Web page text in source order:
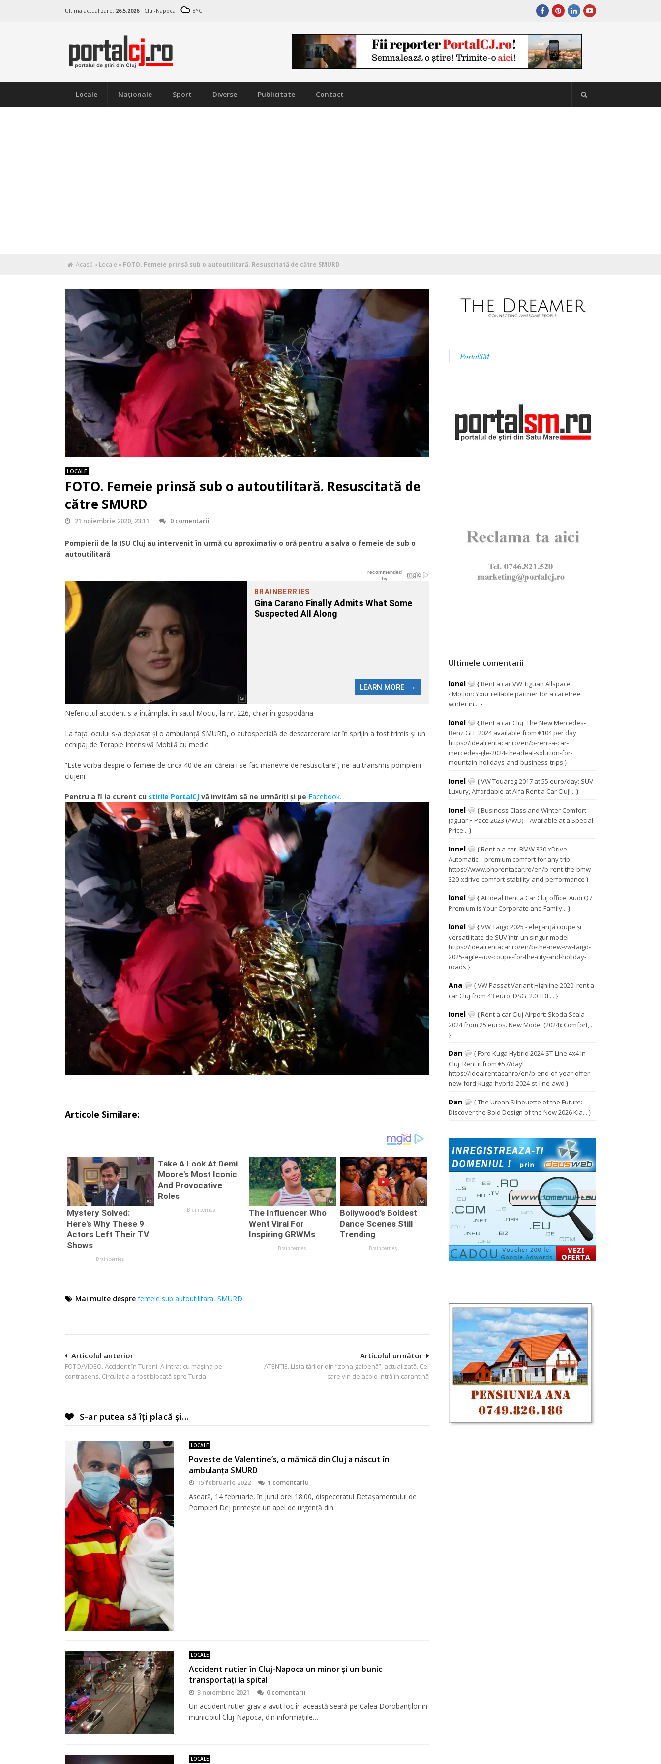
Ultima actualizare: 26.5.2026 Cluj-Napoca 8°C
Locale Naţionale Sport Diverse Publicitate Contact
Acasă » Locale » FOTO. Femeie prinsă sub o autoutilitară. Resuscitată de către SMURD
LOCALE
FOTO. Femeie prinsă sub o autoutilitară. Resuscitată de
către SMURD
21 noiembrie 2020, 23:11 0 comentarii
Pompierii de la ISU Cluj au intervenit în urmă cu aproximativ o oră pentru a salva o femeie de sub o
autoutilitară
Nefericitul accident s-a întâmplat în satul Mociu, la nr. 226, chiar în gospodăria
La fața locului s-a deplasat și o ambulanță SMURD, o autospecială de descarcerare iar în sprijin a fost trimis și un
echipaj de Terapie Intensivă Mobilă cu medic.
”Este vorba despre o femeie de circa 40 de ani căreia i se fac manevre de resuscitare”, ne-au transmis pompierii
clujeni.
Pentru a fi la curent cu știrile PortalCJ vă invităm să ne urmăriţi şi pe Facebook.
Articole Similare:
Mai multe despre femeie sub autoutilitara, SMURD
Navigare
în
Articolul următor
ATENȚIE. Lista tărilor din ”zona galbenă”, actualizată. Cei
care vin de acolo intră în carantină
Articolul anterior
FOTO/VIDEO. Accident în Tureni. A intrat cu mașina pe
contrasens. Circulația a fost blocată spre Turda
S-ar putea să îți placă și…
LOCALE
Poveste de Valentine’s, o mămică din Cluj a născut în
ambulanța SMURD
15 februarie 2022 1 comentariu
Aseară, 14 februarie, în jurul orei 18:00, dispeceratul Detașamentului de
Pompieri Dej primește un apel de urgență din…
LOCALE
Accident rutier în Cluj-Napoca un minor și un bunic
transportați la spital
3 noiembrie 2021 0 comentarii
Un accident rutier grav a avut loc în această seară pe Calea Dorobanților in
municipiul Cluj-Napoca, din informațiile…
LOCALE
PortalSM
Ultimele comentarii
Ionel
{ Rent a car VW Tiguan Allspace
4Motion: Your reliable partner for a carefree
winter in... }
Ionel
{ Rent a car Cluj: The New Mercedes-
Benz GLE 2024 available from €104 per day.
https://idealrentacar.ro/en/b-rent-a-car-
mercedes-gle-2024-the-ideal-solution-for-
mountain-holidays-and-business-trips }
Ionel
{ VW Touareg 2017 at 55 euro/day: SUV
Luxury, Affordable at Alfa Rent a Car Cluj!... }
Ionel
{ Business Class and Winter Comfort:
Jaguar F-Pace 2023 (AWD) – Available at a Special
Price... }
Ionel
{ Rent a a car: BMW 320 xDrive
Automatic – premium comfort for any trip.
https://www.phprentacar.ro/en/b-rent-the-bmw-
320-xdrive-comfort-stability-and-performance }
Ionel
{ At Ideal Rent a Car Cluj office, Audi Q7
Premium is Your Corporate and Family... }
Ionel
{ VW Taigo 2025 - eleganță coupe și
versatilitate de SUV într-un singur model
https://idealrentacar.ro/en/b-the-new-vw-taigo-
2025-agile-suv-coupe-for-the-city-and-holiday-
roads }
Ana
{ VW Passat Variant Highline 2020: rent a
car Cluj from 43 euro, DSG, 2.0 TDI.... }
Ionel
{ Rent a car Cluj Airport: Skoda Scala
2024 from 25 euros. New Model (2024): Comfort,...
}
Dan
{ Ford Kuga Hybrid 2024 ST-Line 4x4 in
Cluj: Rent it from €57/day!
https://idealrentacar.ro/en/b-end-of-year-offer-
new-ford-kuga-hybrid-2024-st-line-awd }
Dan
{ The Urban Silhouette of the Future:
Discover the Bold Design of the New 2026 Kia... }